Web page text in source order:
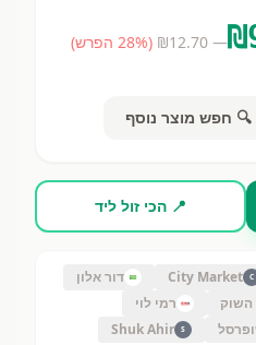
₪
— ₪
12.70
(
28% הפרש)
🔍 חפש מוצר נוסף
📍 הכי זול ליד
C
City Market דור אלון
השוק רמי לוי
S
Shuk Ahir